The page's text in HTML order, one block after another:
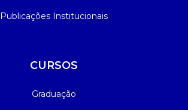
Publicações Institucionais
CURSOS
Graduação